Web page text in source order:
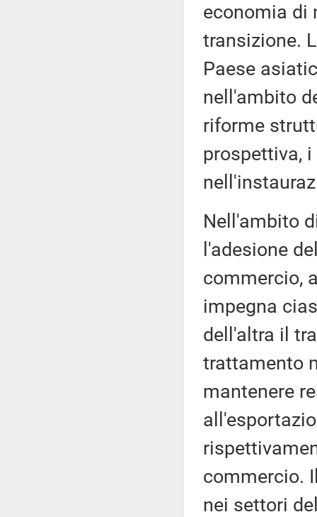
economia di
transizione.
Paese
nell'ambito
riforme
prospettiva,
Nell'ambito
l'adesione
commercio,
impegna
dell'altra il
trattamento
mantenere
commercio.
nei settori